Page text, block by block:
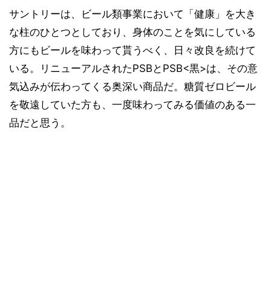
サントリーは、ビール類事業において「健康」を大き
な柱のひとつとしており、身体のことを気にしている
方にもビールを味わって貰うべく、日々改良を続けて
いる。リニューアルされたPSBとPSB<黒>は、その意
気込みが伝わってくる奥深い商品だ。糖質ゼロビール
を敬遠していた方も、一度味わってみる価値のある一
品だと思う。